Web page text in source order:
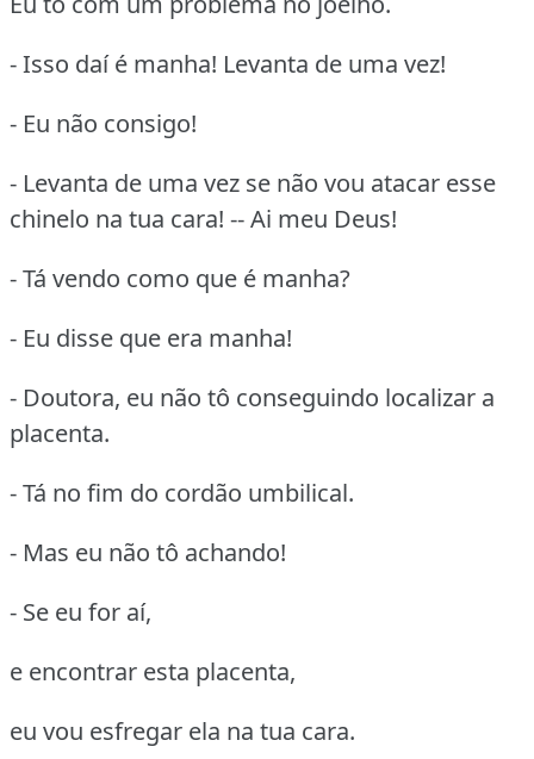
- Isso daí é manha! Levanta de uma vez!
- Eu não consigo!
- Levanta de uma vez se não vou atacar esse
chinelo na tua cara! -- Ai meu Deus!
- Tá vendo como que é manha?
- Eu disse que era manha!
- Doutora, eu não tô conseguindo localizar a
placenta.
- Tá no fim do cordão umbilical.
- Mas eu não tô achando!
- Se eu for aí,
e encontrar esta placenta,
eu vou esfregar ela na tua cara.